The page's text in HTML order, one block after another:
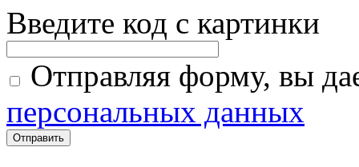
Введите код с картинки
Отправляя форму, вы
персональных данных